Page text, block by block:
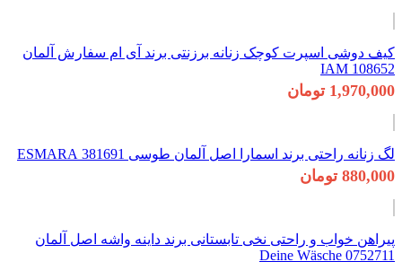
کیف دوشی اسپرت کوچک زنانه برزنتی برند آی ام سفارش آلمان
108652 IAM
1,970,000 تومان
لگ زنانه راحتی برند اسمارا اصل آلمان طوسی 381691 ESMARA
880,000 تومان
پیراهن خواب و راحتی نخی تابستانی برند داینه واشه اصل آلمان
Deine Wäsche 0752711